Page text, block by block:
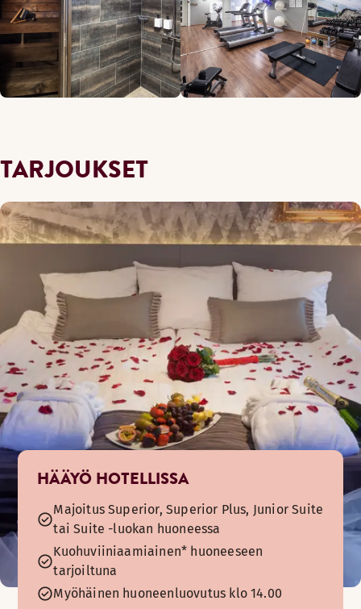
TARJOUKSET
HÄÄYÖ HOTELLISSA
Majoitus Superior, Superior Plus, Junior Suite
tai Suite -luokan huoneessa
Kuohuviiniaamiainen* huoneeseen
tarjoiltuna
Myöhäinen huoneenluovutus klo 14.00